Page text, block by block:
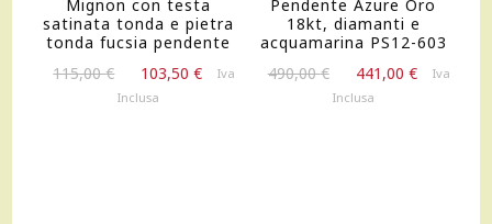
Mignon con testa
satinata tonda e pietra
tonda fucsia pendente
115,00€
prezzo
103,50€
IlIva
Inclusa
Pendente Azure Oro
18kt, diamanti e
acquamarina PS12-603
490,00€
prezzo
441,00 €
IlIva
Inclusa